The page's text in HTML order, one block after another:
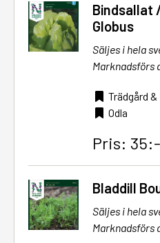
Bindsallat
Globus
Säljes i hela
Marknadsförs
Trädgård
Odla
Pris: 35:-
Bladdill
Säljes i hela
Marknadsförs